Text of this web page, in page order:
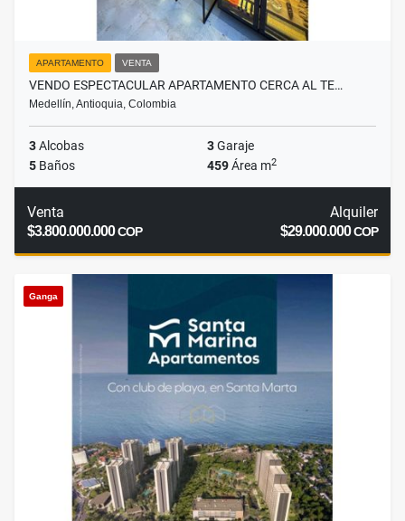
APARTAMENTO VENTA
VENDO ESPECTACULAR APARTAMENTO CERCA AL TE…
Medellín, Antioquia, Colombia
3Alcobas 3Garaje
5 Baños 459Área m2
Venta
$3.800.000.000COP
Alquiler
$29.000.000COP
Ganga